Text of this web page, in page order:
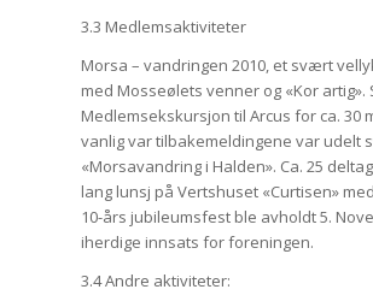
3.3 Medlemsaktiviteter
Morsa – vandringen 2010, et svært
med Mosseølets venner og «Kor
Medlemsekskursjon til Arcus for ca.
vanlig var tilbakemeldingene var udelt
«Morsavandring i Halden». Ca. 25
lang lunsj på Vertshuset «Curtisen»
10-års jubileumsfest ble avholdt 5.
iherdige innsats for foreningen.
3.4 Andre aktiviteter: